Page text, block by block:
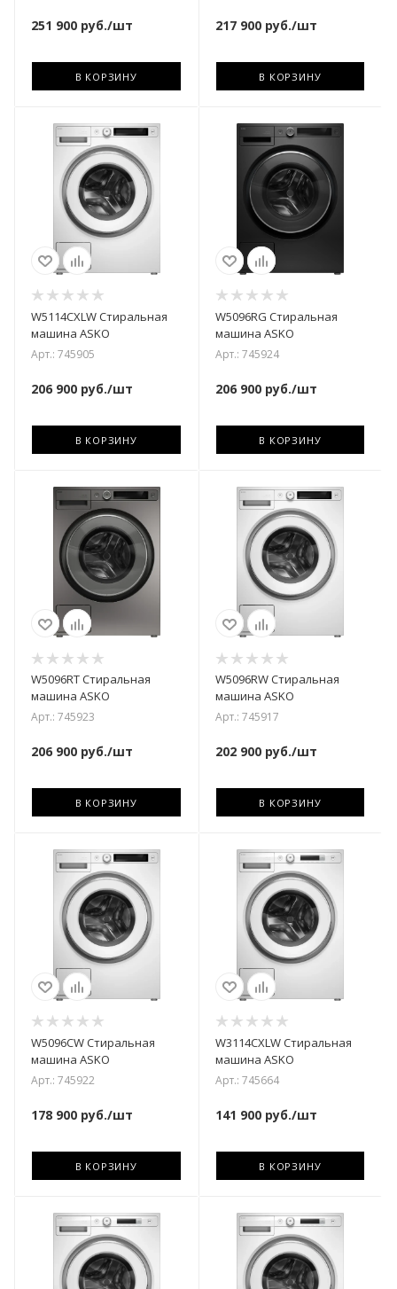
251 900 руб./шт
В КОРЗИНУ
217 900руб./шт
В КОРЗИНУ
W5114CXLW Стиральная
машина ASKO
Арт.: 745905
206 900 руб./шт
В КОРЗИНУ
W5096RG Стиральная
машина ASKO
Арт.: 745924
206 900руб./шт
В КОРЗИНУ
W5096RT Стиральная
машина ASKO
Арт.: 745923
206 900 руб./шт
В КОРЗИНУ
W5096RW Стиральная
машина ASKO
Арт.: 745917
202 900руб./шт
В КОРЗИНУ
W5096CW Стиральная
машина ASKO
Арт.: 745922
178 900 руб./шт
В КОРЗИНУ
W3114CXLW Стиральная
машина ASKO
Арт.: 745664
141 900руб./шт
В КОРЗИНУ